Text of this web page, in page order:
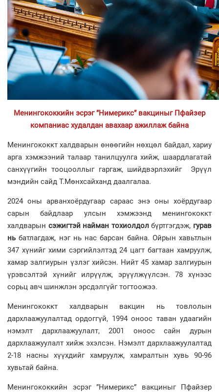
Менингококкийн эсрэг”Нимерикс” вакциныг Пфайзер
компаниас худалдан авахааражиллаж байна
Менингококкт халдварын өнөөгийн нөхцөл байдал, хариу
арга хэмжээний талаар танилцуулга хийж, шаардлагатай
санхүүгийн тооцооллыг гаргаж, шийдвэрлэхийг Эрүүл
мэндийн сайд Т.Мөнхсайханд даалгалаа.
2024 оны арванхоёрдугаар сараас энэ оны хоёрдугаар
сарын байдлаар улсын хэмжээнд менингококкт
халдварын сэжигтэйнайман тохиолдолбүртгэгдэж, гурав
ньбатлагдаж, нэг нь нас барсан байна. Ойрын хавьтлын
347 хүнийг хими сэргийлэлтэд 24 цагт багтаан хамруулж,
хамар залгиурын үзлэг хийсэн. Нийт 45 хамар залгиурын
үрэвсэлтэй хүнийг илрүүлж, эрүүлжүүлсэн. 78 хүнээс
сорьц авч шинжлэн эрсдэлгүйг тогтоожээ.
Менингококкт халдварын вакцин нь товлолын
дархлаажуулалтад ордоггүй, 1994 оноос таван удаагийн
нэмэлт дархлаажуулалт, 2001 оноос сайн дурын
дархлаажуулалт хийж эхэлсэн. Нэмэлт дархлаажуулалтад
2-18 насны хүүхдийг хамруулж, хамралтын хувь 90-96
хувьтай байна.
Менингококкийн эсрэг ”Нимерикс” вакциныг Пфайзер